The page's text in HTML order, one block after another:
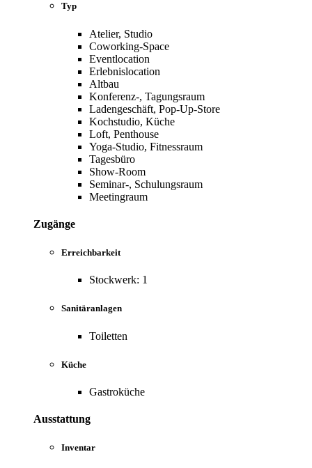
Typ
Atelier, Studio
Coworking-Space
Eventlocation
Erlebnislocation
Altbau
Konferenz-, Tagungsraum
Ladengeschäft, Pop-Up-Store
Kochstudio, Küche
Loft, Penthouse
Yoga-Studio, Fitnessraum
Tagesbüro
Show-Room
Seminar-, Schulungsraum
Meetingraum
Zugänge
Erreichbarkeit
Stockwerk: 1
Sanitäranlagen
Toiletten
Küche
Gastroküche
Ausstattung
Inventar